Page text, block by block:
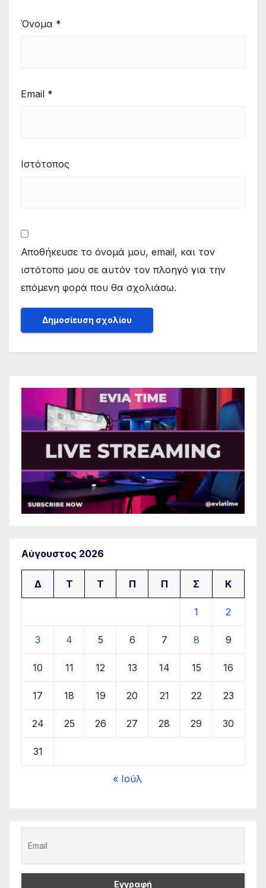
Όνομα *
Email *
Ιστότοπος
Αποθήκευσε το όνομά μου, email, και τον
ιστότοπο μου σε αυτόν τον πλοηγό για την
επόμενη φορά που θα σχολιάσω.
Αύγουστος 2026
Δ Τ Τ Π Π Σ Κ
1 2
3 4 5 6 7 8 9
10 11 12 13 14 15 16
17 18 19 20 21 22 23
24 25 26 27 28 29 30
31
« Ιούλ